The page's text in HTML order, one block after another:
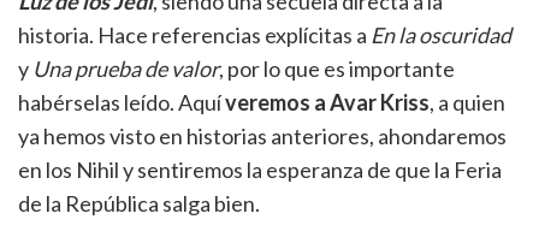
historia. Hace referencias explícitas a En la oscuridad
y Una prueba de valor, por lo que es importante
habérselas leído. Aquíveremos a Avar Kriss, a quien
ya hemos visto en historias anteriores, ahondaremos
en los Nihil y sentiremos la esperanza de que la Feria
de la República salga bien.